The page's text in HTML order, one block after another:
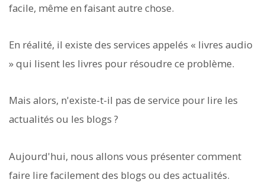
facile, même en faisant autre chose.
En réalité, il existe des services appelés « livres audio
» qui lisent les livres pour résoudre ce problème.
Mais alors, n'existe-t-il pas de service pour lire les
actualités ou les blogs ?
Aujourd'hui, nous allons vous présenter comment
faire lire facilement des blogs ou des actualités.